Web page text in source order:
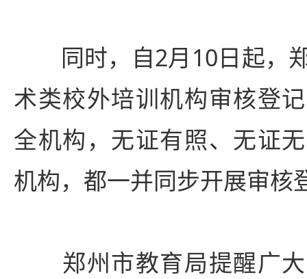
同时，自2月10日起，
术类校外培训机构审核登
全机构，无证有照、无证
机构，都一并同步开展审核
郑州市教育局提醒广大